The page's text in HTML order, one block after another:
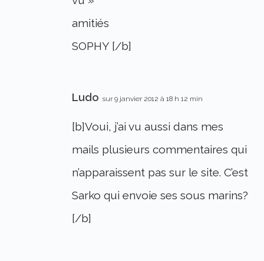
amitiés
SOPHY [/b]
Ludo sur 9 janvier 2012 à 18 h 12 min
[b]Voui, j’ai vu aussi dans mes
mails plusieurs commentaires qui
n’apparaissent pas sur le site. C’est
Sarko qui envoie ses sous marins?
[/b]